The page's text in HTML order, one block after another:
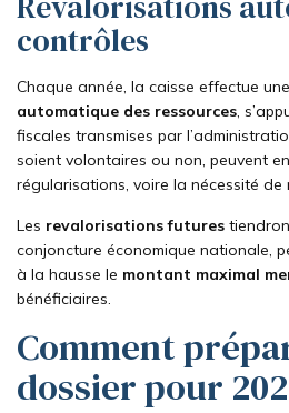
contrôles
Chaque année, la caisse effectue une
automatique des ressources,
fiscales transmises par
soient volontaires ou non, peuvent
régularisations, voire la nécessité de
Les revalorisations futures
conjoncture économique nationale,
à la hausse le montant maximal
bénéficiaires.
Comment
dossier pour